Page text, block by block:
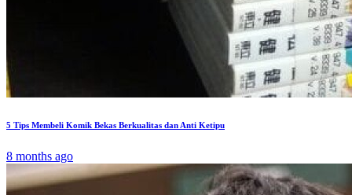
5 Tips Membeli Komik Bekas Berkualitas dan Anti Ketipu
8 months ago